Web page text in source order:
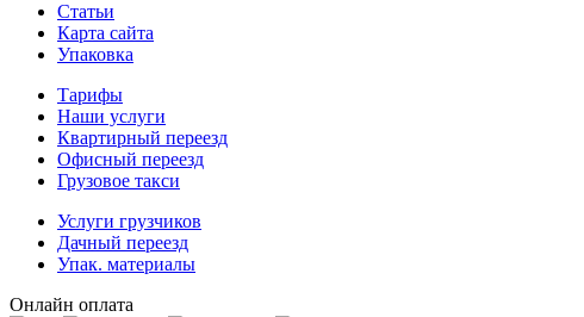
Статьи
Карта сайта
Упаковка
Тарифы
Наши услуги
Квартирный переезд
Офисный переезд
Грузовое такси
Услуги грузчиков
Дачный переезд
Упак. материалы
Онлайн оплата